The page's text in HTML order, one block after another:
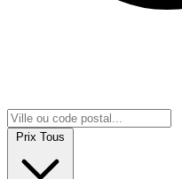
Prix Tous